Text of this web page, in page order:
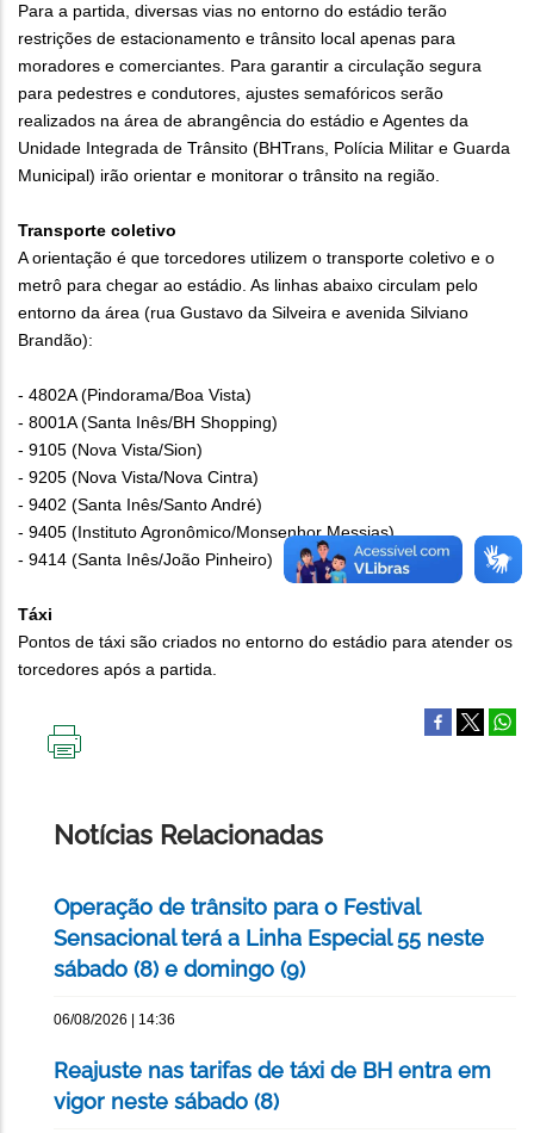
Para a partida, diversas vias no entorno do estádio terão
restrições de estacionamento e trânsito local apenas para
moradores e comerciantes. Para garantir a circulação segura
para pedestres e condutores, ajustes semafóricos serão
realizados na área de abrangência do estádio e Agentes da
Unidade Integrada de Trânsito (BHTrans, Polícia Militar e Guarda
Municipal) irão orientar e monitorar o trânsito na região.
Transporte coletivo
A orientação é que torcedores utilizem o transporte coletivo e o
metrô para chegar ao estádio. As linhas abaixo circulam pelo
entorno da área (rua Gustavo da Silveira e avenida Silviano
Brandão):
- 4802A (Pindorama/Boa Vista)
- 8001A (Santa Inês/BH Shopping)
- 9105 (Nova Vista/Sion)
- 9205 (Nova Vista/Nova Cintra)
- 9402 (Santa Inês/Santo André)
- 9405 (Instituto Agronômico/Monsenhor Messias)
- 9414 (Santa Inês/João Pinheiro)
Táxi
Pontos de táxi são criados no entorno do estádio para atender os
torcedores após a partida.
Notícias Relacionadas
Operação de trânsito para o Festival
Sensacional terá a Linha Especial 55 neste
sábado (8) e domingo (9)
06/08/2026 | 14:36
Reajuste nas tarifas de táxi de BH entra em
vigor neste sábado (8)